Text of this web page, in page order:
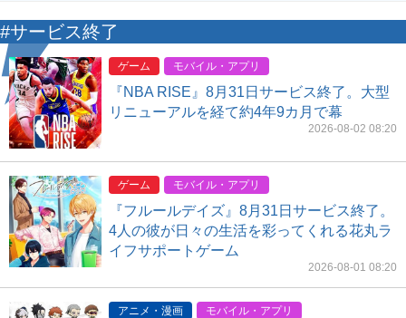
#サービス終了
ゲーム モバイル・アプリ
『NBA RISE』8月31日サービス終了。大型
リニューアルを経て約4年9カ月で幕
2026-08-02 08:20
ゲーム モバイル・アプリ
『フルールデイズ』8月31日サービス終了。
4人の彼が日々の生活を彩ってくれる花丸ラ
イフサポートゲーム
2026-08-01 08:20
アニメ・漫画 モバイル・アプリ